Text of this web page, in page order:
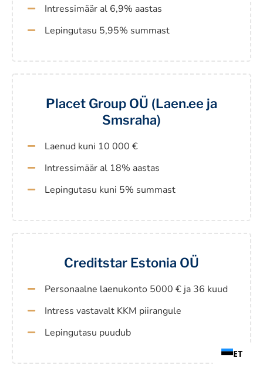
Intressimäär al 6,9% aastas
Lepingutasu 5,95% summast
Placet Group OÜ (Laen.ee ja
Smsraha)
Laenud kuni 10 000 €
Intressimäär al 18% aastas
Lepingutasu kuni 5% summast
Creditstar Estonia OÜ
Personaalne laenukonto 5000 € ja 36 kuud
Intress vastavalt KKM piirangule
Lepingutasu puudub
ET